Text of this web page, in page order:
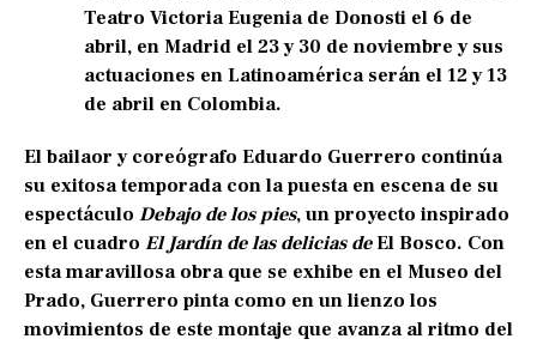
Teatro Victoria Eugenia de Donosti el 6 de
abril, en Madrid el 23 y 30 de noviembre y sus
actuaciones en Latinoamérica serán el 12 y 13
de abril en Colombia.
El bailaor y coreógrafo Eduardo Guerrero continúa
su exitosa temporada con la puesta en escena de su
espectáculo Debajo de los pies, un proyecto inspirado
en el cuadro El Jardín de las delicias deEl Bosco. Con
esta maravillosa obra que se exhibe en el Museo del
Prado, Guerrero pinta como en un lienzo los
movimientos de este montaje que avanza al ritmo del